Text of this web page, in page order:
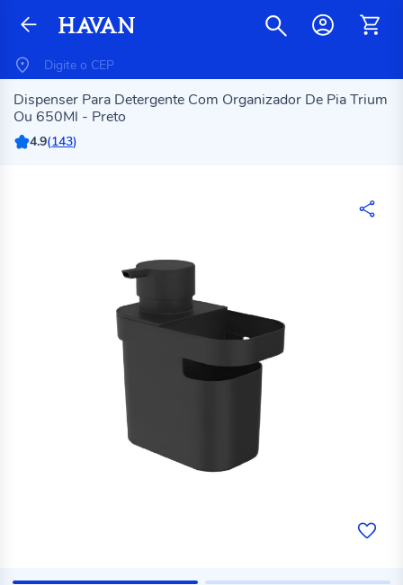
Dispenser Para Detergente Com Organizador De Pia Trium
Ou 650Ml - Preto
4.9(143)